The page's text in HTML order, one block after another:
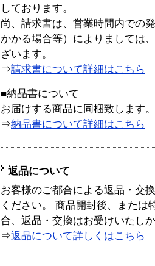
しております。
尚、請求書は、営業時間内での
かかる場合等）によりましては
ざいます。
⇒請求書について詳細はこちら
■納品書について
お届けする商品に同梱致します。
⇒納品書について詳細はこちら
返品について
お客様のご都合による返品・交
ください。 商品開封後、または
合、返品・交換はお受けいたし
⇒返品について詳しくはこちら